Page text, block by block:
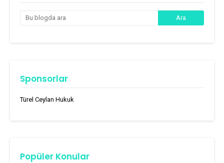
Sponsorlar
Türel Ceylan Hukuk
Popüler Konular